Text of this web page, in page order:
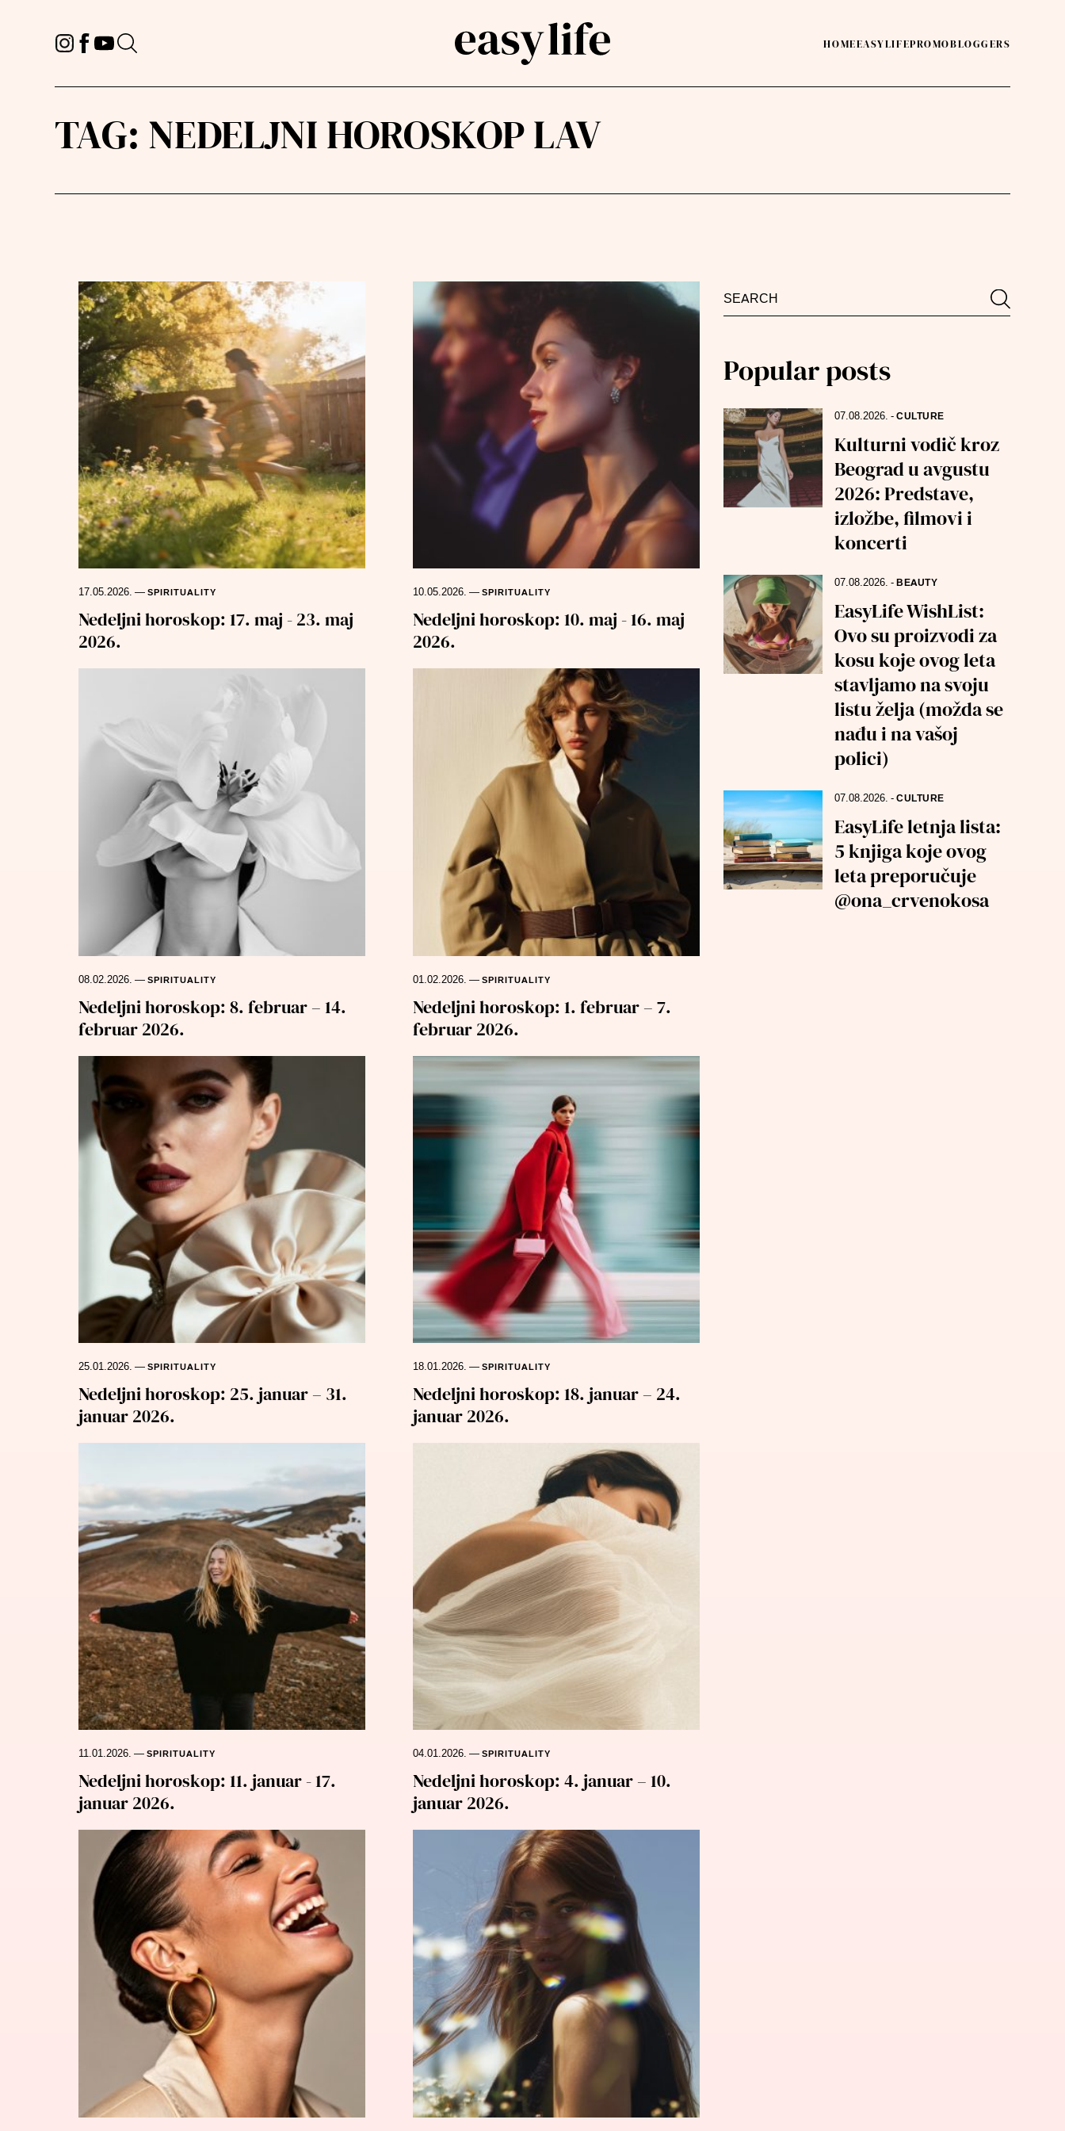
HOMEEASYLIFEPROMOBLOGGERS
TAG: NEDELJNI HOROSKOP LAV
17.05.2026. — SPIRITUALITY
Nedeljni horoskop: 17. maj - 23. maj
2026.
10.05.2026. — SPIRITUALITY
Nedeljni horoskop: 10. maj - 16. maj
2026.
08.02.2026. — SPIRITUALITY
Nedeljni horoskop: 8. februar – 14.
februar 2026.
01.02.2026. — SPIRITUALITY
Nedeljni horoskop: 1. februar – 7.
februar 2026.
25.01.2026. — SPIRITUALITY
Nedeljni horoskop: 25. januar – 31.
januar 2026.
18.01.2026. — SPIRITUALITY
Nedeljni horoskop: 18. januar – 24.
januar 2026.
11.01.2026. — SPIRITUALITY
Nedeljni horoskop: 11. januar - 17.
januar 2026.
04.01.2026. — SPIRITUALITY
Nedeljni horoskop: 4. januar – 10.
januar 2026.
Search
Search
Popular posts
07.08.2026.-CULTURE
Kulturni vodič kroz
Beograd u avgustu
2026: Predstave,
izložbe, filmovi i
koncerti
07.08.2026.-BEAUTY
EasyLife WishList:
Ovo su proizvodi za
kosu koje ovog leta
stavljamo na svoju
listu želja (možda se
nađu i na vašoj
polici)
07.08.2026.-CULTURE
EasyLife letnja lista:
5 knjiga koje ovog
leta preporučuje
@ona_crvenokosa